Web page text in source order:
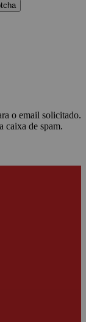
o email solicitado.
caixa de spam.